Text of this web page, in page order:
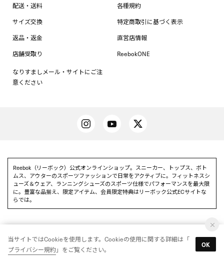
Reebok 公式アプリを使って
いち早く特別情報をゲットしよう
アプリを使う
配送・送料
サイズ交換
返品・返金
店舗受取り
なりすましメール・サイトにご注
意ください
各種規約
特定商取引に基づく表示
直営店情報
ReebokONE
Reebok（リーボック）公式オンラインショップ。スニーカー、トップス、ボト
ムス、アウターのスポーツファッションで日常をアクティブに。フィットネスシ
ューズ＆ウェア、ランニングシューズのスポーツ仕様でパフォーマンスを最大限
に。豊富な品揃え、限定アイテム、会員限定特典はリーボック公式ECサイトな
らでは。
当サイトではCookieを使用します。Cookieの使用に関する詳細は「
プライバシー規約 」をご覧ください。
OK